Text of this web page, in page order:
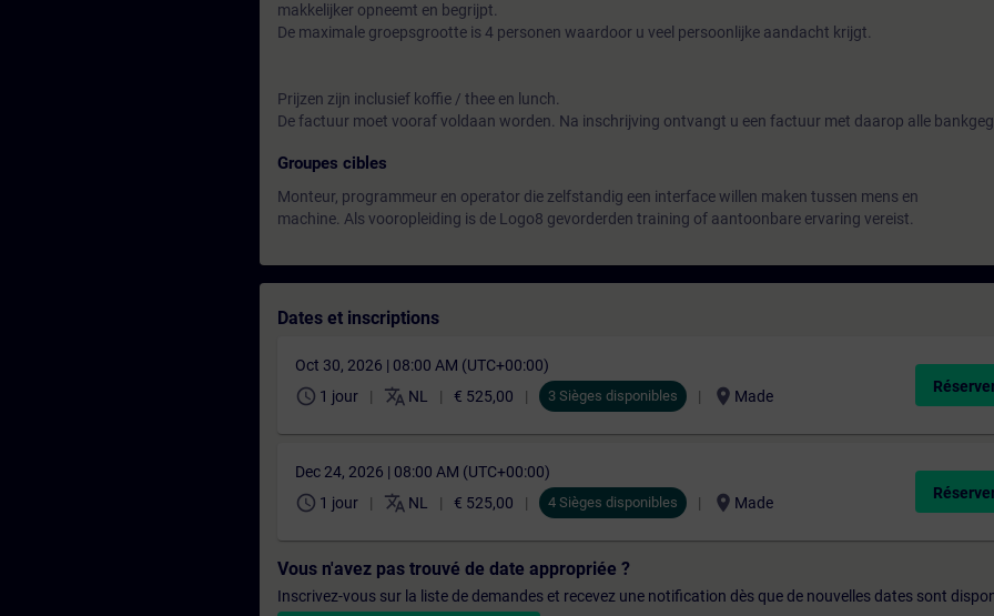
makkelijker opneemt en begrijpt.
De maximale groepsgrootte is 4 personen waardoor u veel persoonlijke aandacht krijgt.
Prijzen zijn inclusief koffie / thee en lunch.
De factuur moet vooraf voldaan worden. Na inschrijving ontvangt u een factuur met daarop alle
Groupes cibles
Monteur, programmeur en operator die zelfstandig een interface willen maken tussen mens en
machine. Als vooropleiding is de Logo8 gevorderden training of aantoonbare ervaring vereist.
Dates et inscriptions
Oct 30, 2026 | 08:00 AM (UTC+00:00)
schedule 1 jour translate NL € 525,00 3 Sièges disponibles location_on Made
Dec 24, 2026 | 08:00 AM (UTC+00:00)
schedule 1 jour translate NL € 525,00 4 Sièges disponibles location_on Made
Vous n'avez pas trouvé de date appropriée ?
Inscrivez-vous sur la liste de demandes et recevez une notification dès que de nouvelles dates sont